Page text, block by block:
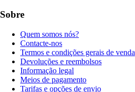
Sobre
Quem somos nós?
Contacte-nos
Termos e condições gerais de venda
Devoluções e reembolsos
Informação legal
Meios de pagamento
Tarifas e opções de envio